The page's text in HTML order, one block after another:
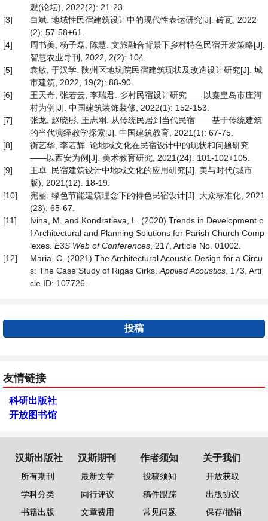
观(论坛), 2022(2): 21-23.
[3]
白斌. 地域性民宿建筑设计中的现代性表达研究[J]. 砖瓦, 2022
(2): 57-58+61.
[4]
周书美, 杨子磊, 陈慧. 文旅融合背景下乡村特色民宿开发策略[J].
智慧农业导刊, 2022, 2(2): 104.
[5]
袁敏, 于汉学. 陕州区地坑院民宿建筑现状及改造设计研究[J]. 城
市建筑, 2022, 19(2): 88-90.
[6]
王天奇, 张若云, 李瑞君. 乡村民宿设计研究——以秦皇岛市庄河
村为例[J]. 中国建筑装饰装修, 2022(1): 152-153.
[7]
张龙, 赵晓彤, 王志刚. 从传统民居到当代民宿——基于传统建筑
的当代演绎教学探索[J]. 中国建筑教育, 2021(1): 67-75.
[8]
衡艺华, 李若辉. 论地域文化在民宿设计中的现状和问题研究
——以西安为例[J]. 美术教育研究, 2021(24): 101-102+105.
[9]
王卓. 民宿建筑设计中地域文化的应用研究[J]. 美与时代(城市
版), 2021(12): 18-19.
[10]
宪丽. 绿色节能建筑理念下的特色民宿设计[J]. 大众标准化, 2021
(23): 65-67.
[11]
Ivina, M. and Kondratieva, L. (2020) Trends in Development o
f Architectural and Planning Solutions for Parish Church Comp
lexes. E3S Web of Conferences , 217, Article No. 01002.
[12]
Maria, C. (2021) The Architectural Acoustic Design for a Circu
s: The Case Study of Rigas Cirks. Applied Acoustics , 173, Arti
cle ID: 107726.
投稿
友情链接
科研出版社
开放图书馆
汉斯出版社
所有期刊
学科分类
书籍出版
汉斯期刊
最新文章
同行评议
文章费用
作者须知
投稿须知
稿件跟踪
常见问题
关于我们
开放获取
出版协议
保存/撤销